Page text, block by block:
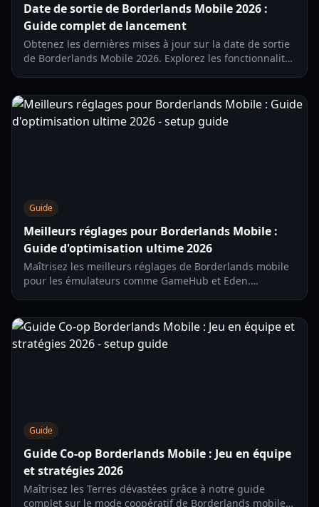
Date de sortie de Borderlands Mobile 2026 :
Guide complet de lancement
Obtenez les dernières mises à jour sur la date de sortie
de Borderlands Mobile 2026. Explorez les fonctionnalités
shooter.
Guide
Meilleurs réglages pour Borderlands Mobile :
Guide d'optimisation ultime 2026
Maîtrisez les meilleurs réglages de Borderlands mobile
pour les émulateurs comme GameHub et Eden.
Guide
Guide Co-op Borderlands Mobile : Jeu en équipe
et stratégies 2026
Maîtrisez les Terres dévastées grâce à notre guide
complet sur le mode coopératif de Borderlands mobile.